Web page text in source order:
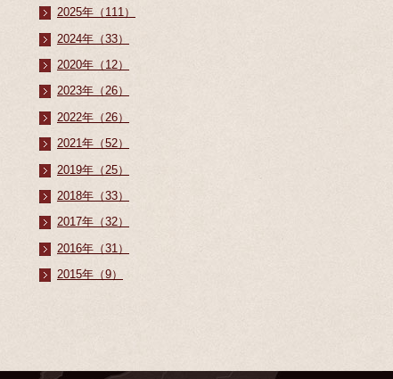
2025年（111）
2024年（33）
2020年（12）
2023年（26）
2022年（26）
2021年（52）
2019年（25）
2018年（33）
2017年（32）
2016年（31）
2015年（9）